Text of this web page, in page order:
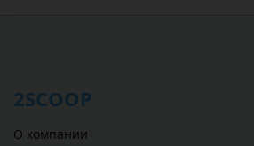
2SCOOP
О компании